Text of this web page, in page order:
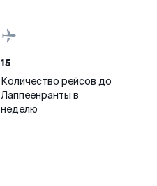
15
Количество рейсов до
Лаппеенранты в
неделю